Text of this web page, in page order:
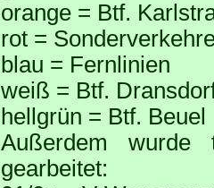
orange = Btf.
rot =
blau = Fernlinien
weiß = Btf.
hellgrün = Btf. Beuel
Außerdem wurde
gearbeitet: